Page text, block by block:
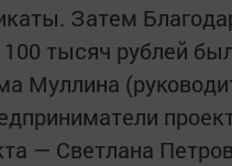
Затем
тысяч рублей
Муллина
— Светлана